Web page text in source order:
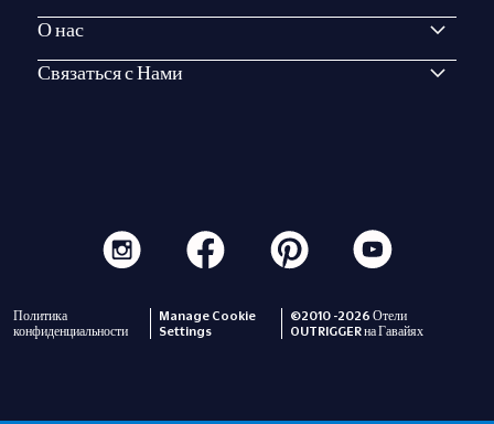
О нас
Связаться с Нами
Политика
конфиденциальности
Manage Cookie
Settings
©2010 -2026 Отели
OUTRIGGER на Гавайях